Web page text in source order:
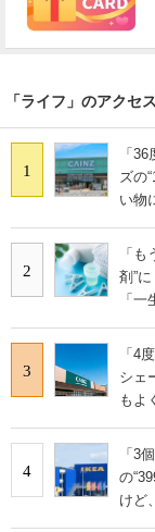
「ライフ」のアクセ
1
「
ズの
い物
2
「
剤”
「
3
「4
シェ
もよ
4
「3
の
けど